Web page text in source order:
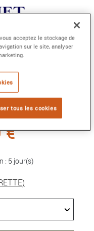
€
: 5 jour(s)
acceptez le stockage de
sur le site, analyser
tous les cookies